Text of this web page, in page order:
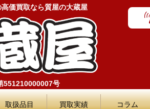
価買取なら質屋の大蔵屋
551210000007号
取扱品目 買取実績 コラム